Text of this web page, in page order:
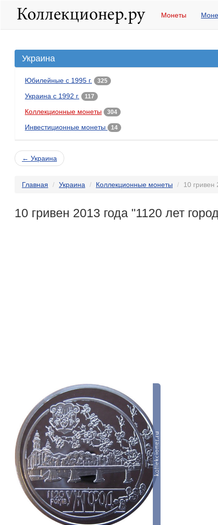
Монеты
Украина
Юбилейные с 1995 г. 325
Украина с 1992 г. 117
Коллекционные монеты 304
Инвестиционные монеты 14
← Украина
Главная Украина Коллекционные монеты 10 гривен
10 гривен 2013 года "1120 лет